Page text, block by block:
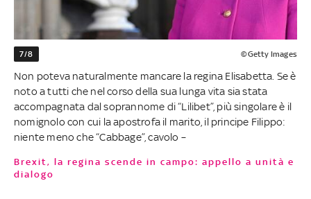
7/8 ©Getty Images
Non poteva naturalmente mancare la regina Elisabetta. Se è
noto a tutti che nel corso della sua lunga vita sia stata
accompagnata dal soprannome di “Lilibet”, più singolare è il
nomignolo con cui la apostrofa il marito, il principe Filippo:
niente meno che “Cabbage”, cavolo –
Brexit, la regina scende in campo: appello a unità e
dialogo